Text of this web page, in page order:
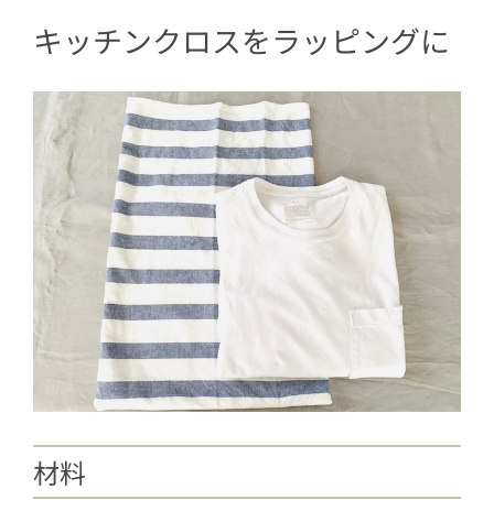
キッチンクロスをラッピングに
材料